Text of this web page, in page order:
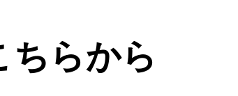
ちらから